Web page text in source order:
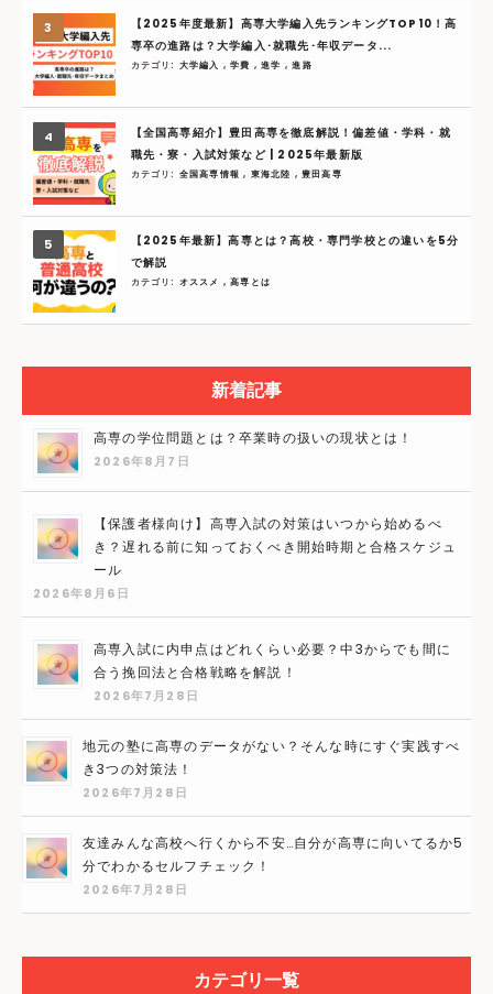
【2025年度最新】高専大学編入先ランキングTOP10！高
専卒の進路は？大学編入･就職先･年収データ...
カテゴリ: 大学編入 ,学費 ,進学 ,進路
【全国高専紹介】豊田高専を徹底解説！偏差値・学科・就
職先・寮・入試対策など | 2025年最新版
カテゴリ: 全国高専情報, 東海北陸 ,豊田高専
【2025年最新】高専とは？高校・専門学校との違いを5分
で解説
カテゴリ: オススメ ,高専とは
新着記事
高専の学位問題とは？卒業時の扱いの現状とは！
2026年8月7日
【保護者様向け】高専入試の対策はいつから始めるべ
き？遅れる前に知っておくべき開始時期と合格スケジュ
ール
2026年8月6日
高専入試に内申点はどれくらい必要？中3からでも間に
合う挽回法と合格戦略を解説！
2026年7月28日
地元の塾に高専のデータがない？そんな時にすぐ実践すべ
き3つの対策法！
2026年7月28日
友達みんな高校へ行くから不安…自分が高専に向いてるか5
分でわかるセルフチェック！
2026年7月28日
カテゴリ一覧